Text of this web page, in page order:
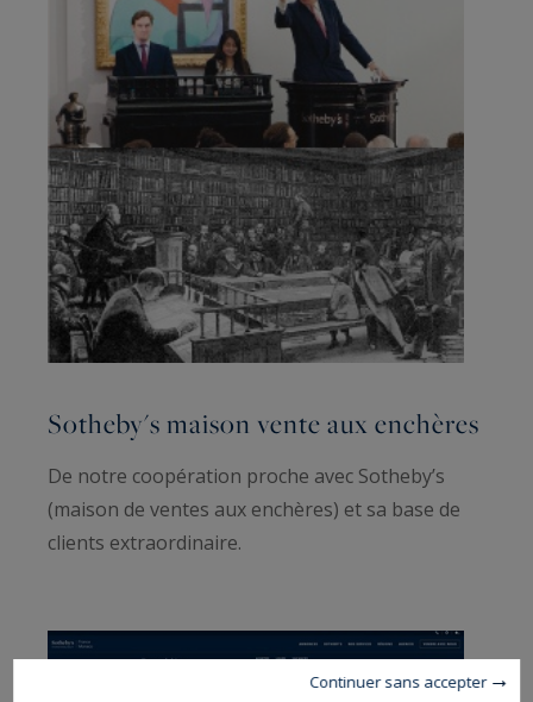
Sotheby's maison vente aux enchères
De notre coopération proche avec Sotheby’s
(maison de ventes aux enchères) et sa base de
clients extraordinaire.
Continuer sans accepter